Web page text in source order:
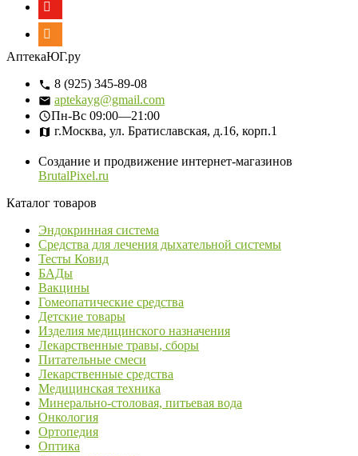
АптекаЮГ.ру
8 (925) 345-89-08
aptekayg@gmail.com
Пн-Вс 09:00—21:00
г.Москва, ул. Братиславская, д.16, корп.1
Создание и продвижение интернет-магазинов
BrutalPixel.ru
Каталог товаров
Эндокринная система
Средства для лечения дыхательной системы
Тесты Ковид
БАДы
Вакцины
Гомеопатические средства
Детские товары
Изделия медицинского назначения
Лекарственные травы, сборы
Питательные смеси
Лекарственные средства
Медицинская техника
Минерально-столовая, питьевая вода
Онкология
Ортопедия
Оптика